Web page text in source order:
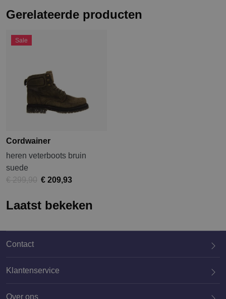
Gerelateerde producten
Sale
Cordwainer
heren veterboots bruin
suede
€ 299,90 € 209,93
Laatst bekeken
Contact
Klantenservice
Over ons